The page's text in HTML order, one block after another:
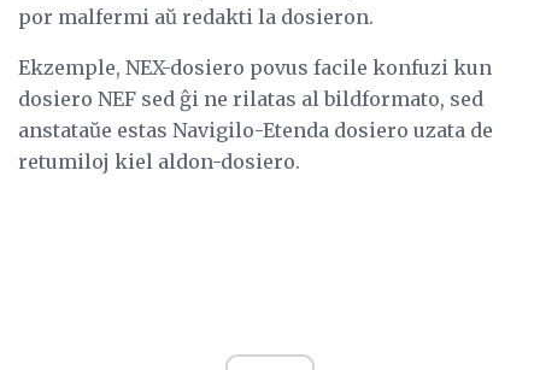
por malfermi aŭ redakti la dosieron.
Ekzemple, NEX-dosiero povus facile konfuzi kun
dosiero NEF sed ĝi ne rilatas al bildformato, sed
anstataŭe estas Navigilo-Etenda dosiero uzata de
retumiloj kiel aldon-dosiero.